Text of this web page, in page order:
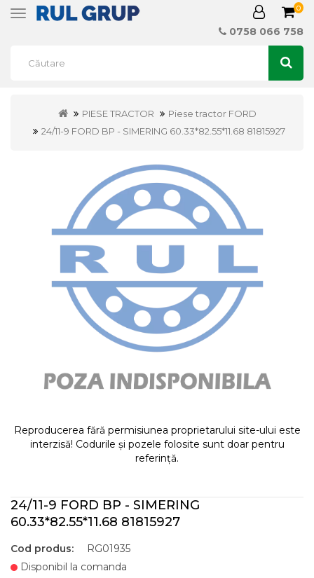
Toggle
0
0758 066 758
PIESE TRACTOR
Piese tractor FORD
24/11-9 FORD BP - SIMERING 60.33*82.55*11.68 81815927
Reproducerea fără permisiunea proprietarului site-ului este
interzisă! Codurile și pozele folosite sunt doar pentru
referință.
24/11-9 FORD BP - SIMERING
60.33*82.55*11.68 81815927
Cod produs:
RG01935
Disponibil la comanda